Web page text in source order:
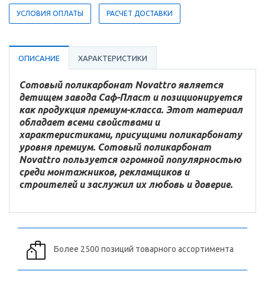
УСЛОВИЯ ОПЛАТЫ РАСЧЕТ ДОСТАВКИ
ОПИСАНИЕ ХАРАКТЕРИСТИКИ
Сотовый поликарбонат Novattro является
детищем завода Саф-Пласт и позиционируется
как продукция премиум-класса. Этот материал
обладает всеми свойствами и
характеристиками, присущими поликарбонату
уровня премиум. Сотовый поликарбонат
Novattro пользуется огромной популярностью
среди монтажников, рекламщиков и
строителей и заслужил их любовь и доверие.
Более 2500 позиций товарного ассортимента